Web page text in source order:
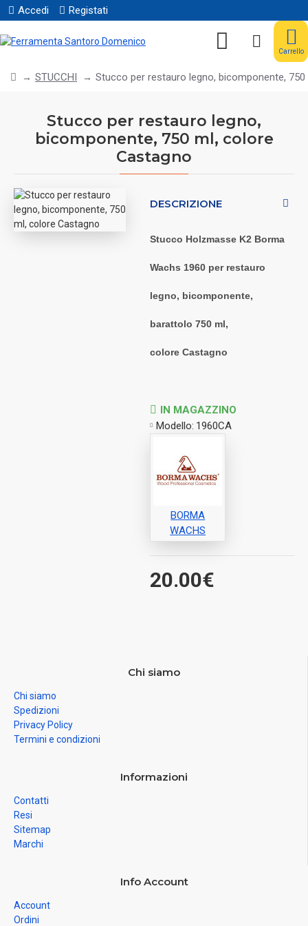
Accedi Registati
Carrello
STUCCHI Stucco per restauro legno, bicomponente,
Stucco per restauro legno,
bicomponente, 750 ml, colore
Castagno
DESCRIZIONE
Stucco Holzmasse K2 Borma
Wachs 1960 per restauro
legno, bicomponente,
barattolo 750 ml,
coloreCastagno
20.00€
IN MAGAZZINO
Modello: 1960CA
BORMA
WACHS
Chi siamo
Chi siamo
Spedizioni
Privacy Policy
Termini e condizioni
Informazioni
Contatti
Resi
Sitemap
Marchi
Info Account
Account
Ordini